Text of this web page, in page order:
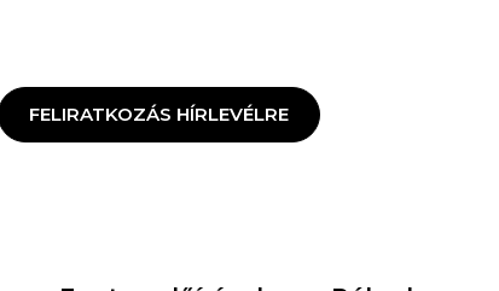
FELIRATKOZÁS HÍRLEVÉLRE